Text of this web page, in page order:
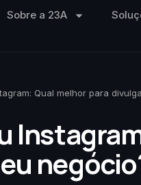
Sobre a 23A
Qual melhor para